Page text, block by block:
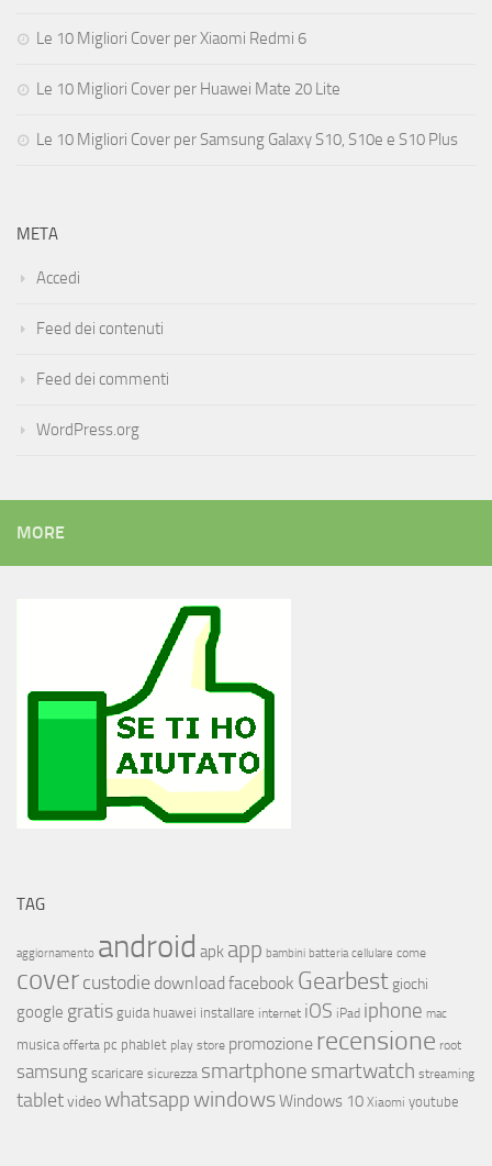
Le 10 Migliori Cover per Xiaomi Redmi 6
Le 10 Migliori Cover per Huawei Mate 20 Lite
Le 10 Migliori Cover per Samsung Galaxy S10, S10e e S10 Plus
META
Accedi
Feed dei contenuti
Feed dei commenti
WordPress.org
MORE
TAG
aggiornamento android apk app bambini batteria cellulare come
covercustodie download facebook Gearbest giochi
google gratis guida huawei installare internet iOS iPad iphone mac
musica offerta pc phablet play store promozione recensione root
samsungscaricare sicurezza smartphone smartwatch streaming
tabletvideowhatsappwindowsWindows 10 Xiaomi youtube